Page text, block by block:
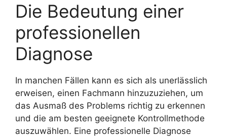
Die Bedeutung einer
professionellen
Diagnose
In manchen Fällen kann es sich als unerlässlich
erweisen, einen Fachmann hinzuzuziehen, um
das Ausmaß des Problems richtig zu erkennen
und die am besten geeignete Kontrollmethode
auszuwählen. Eine professionelle Diagnose